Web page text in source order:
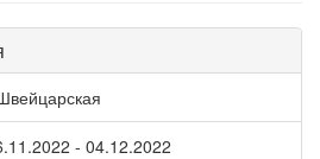
- 04.12.2022